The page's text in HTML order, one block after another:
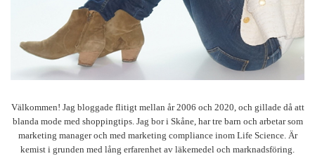
Välkommen! Jag bloggade flitigt mellan år 2006 och 2020, och gillade då att
blanda mode med shoppingtips. Jag bor i Skåne, har tre barn och arbetar som
marketing manager och med marketing compliance inom Life Science. Är
kemist i grunden med lång erfarenhet av läkemedel och marknadsföring.